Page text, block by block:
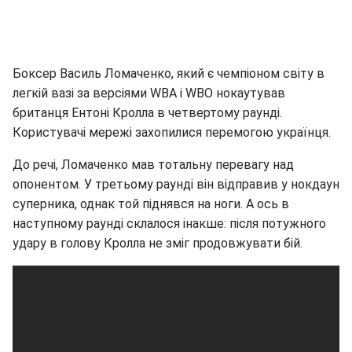
Боксер Василь Ломаченко, який є чемпіоном світу в
легкій вазі за версіями WBA і WBO нокаутував
британця Ентоні Кролла в четвертому раунді.
Користувачі мережі захопилися перемогою українця.
До речі, Ломаченко мав тотальну перевагу над
опонентом. У третьому раунді він відправив у нокдаун
суперника, однак той піднявся на ноги. А ось в
наступному раунді склалося інакше: після потужного
удару в голову Кролла не зміг продовжувати бій.